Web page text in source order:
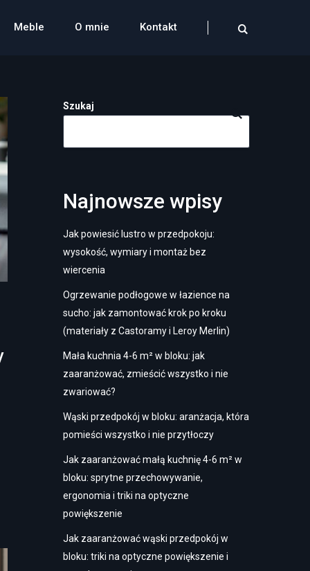
Meble O mnie Kontakt
Szukaj
Najnowsze wpisy
Jak powiesić lustro w przedpokoju:
wysokość, wymiary i montaż bez
wiercenia
Ogrzewanie podłogowe w łazience na
sucho: jak zamontować krok po kroku
(materiały z Castoramy i Leroy Merlin)
Mała kuchnia 4-6 m² w bloku: jak
zaaranżować, zmieścić wszystko i nie
zwariować?
Wąski przedpokój w bloku: aranżacja, która
pomieści wszystko i nie przytłoczy
Jak zaaranżować małą kuchnię 4-6 m² w
bloku: sprytne przechowywanie,
ergonomia i triki na optyczne
powiększenie
Jak zaaranżować wąski przedpokój w
bloku: triki na optyczne powiększenie i